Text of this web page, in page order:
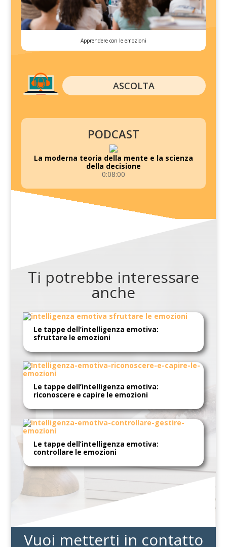
Apprendere con le emozioni
ASCOLTA
PODCAST
La moderna teoria della mente e la scienza
della decisione
0:08:00
Ti potrebbe interessare
anche
Le tappe dell’intelligenza emotiva:
sfruttare le emozioni
Le tappe dell’intelligenza emotiva:
riconoscere e capire le emozioni
Le tappe dell’intelligenza emotiva:
controllare le emozioni
Vuoi metterti in contatto